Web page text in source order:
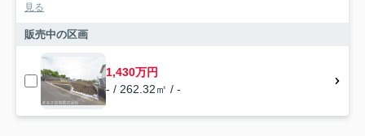
見る
販売中の区画
1,430万円
- / 262.32㎡ / -